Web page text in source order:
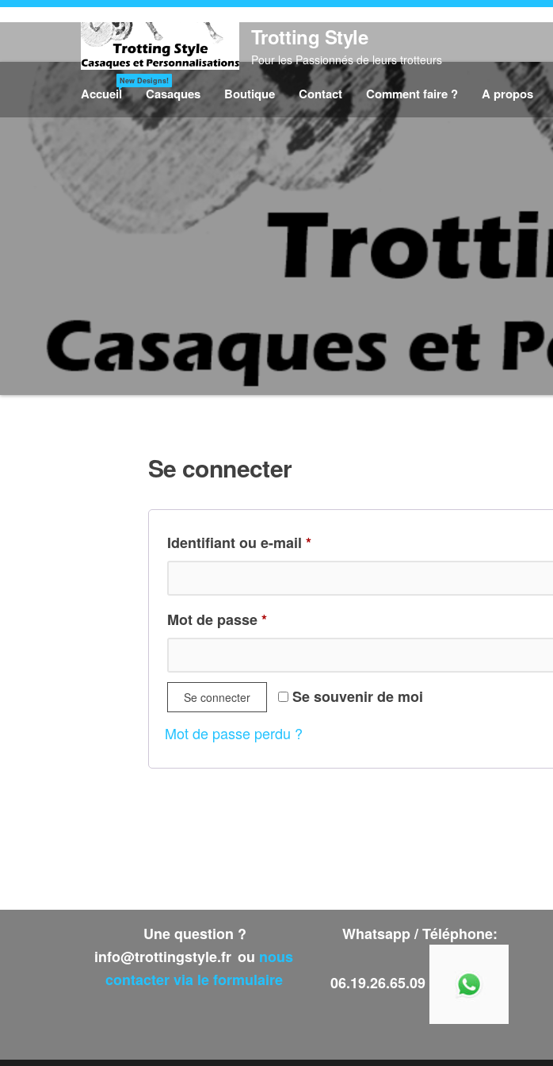
Trotting Style
Pour les Passionnés de leurs trotteurs
Accueil
New Designs!
Casaques Boutique Contact Comment faire ? A propos
Se connecter
Identifiant ou e-mail *
Mot de passe*
Se souvenir de moi
Se connecter
Mot de passe perdu ?
Une question ?
info@trottingstyle.fr ou nous
contacter via le formulaire
Whatsapp / Téléphone:
06.19.26.65.09